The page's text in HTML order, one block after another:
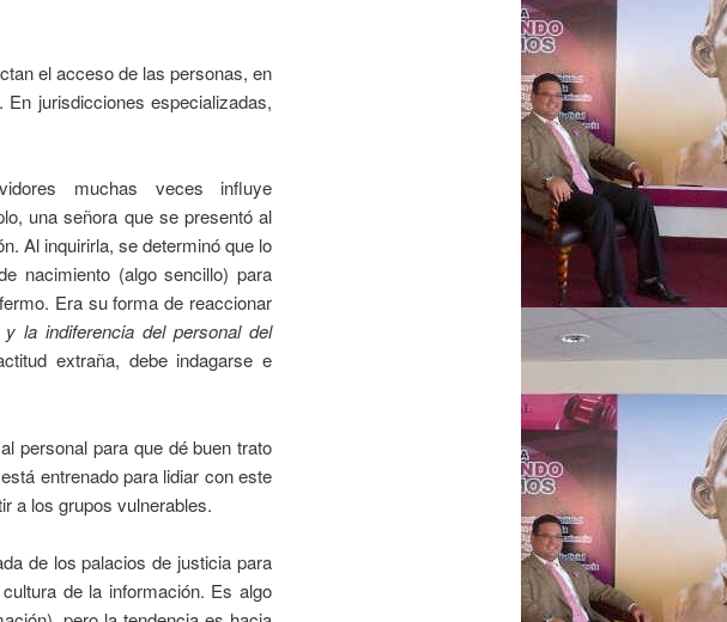
el acceso de las personas, en
jurisdicciones especializadas,
muchas veces influye
una señora que se presentó al
Al inquirirla, se determinó que lo
nacimiento (algo sencillo) para
Era su forma de reaccionar
la indiferencia del personal del
extraña, debe indagarse e
personal para que dé buen trato
entrenado para lidiar con este
a los grupos vulnerables.
de los palacios de justicia para
de la información. Es algo